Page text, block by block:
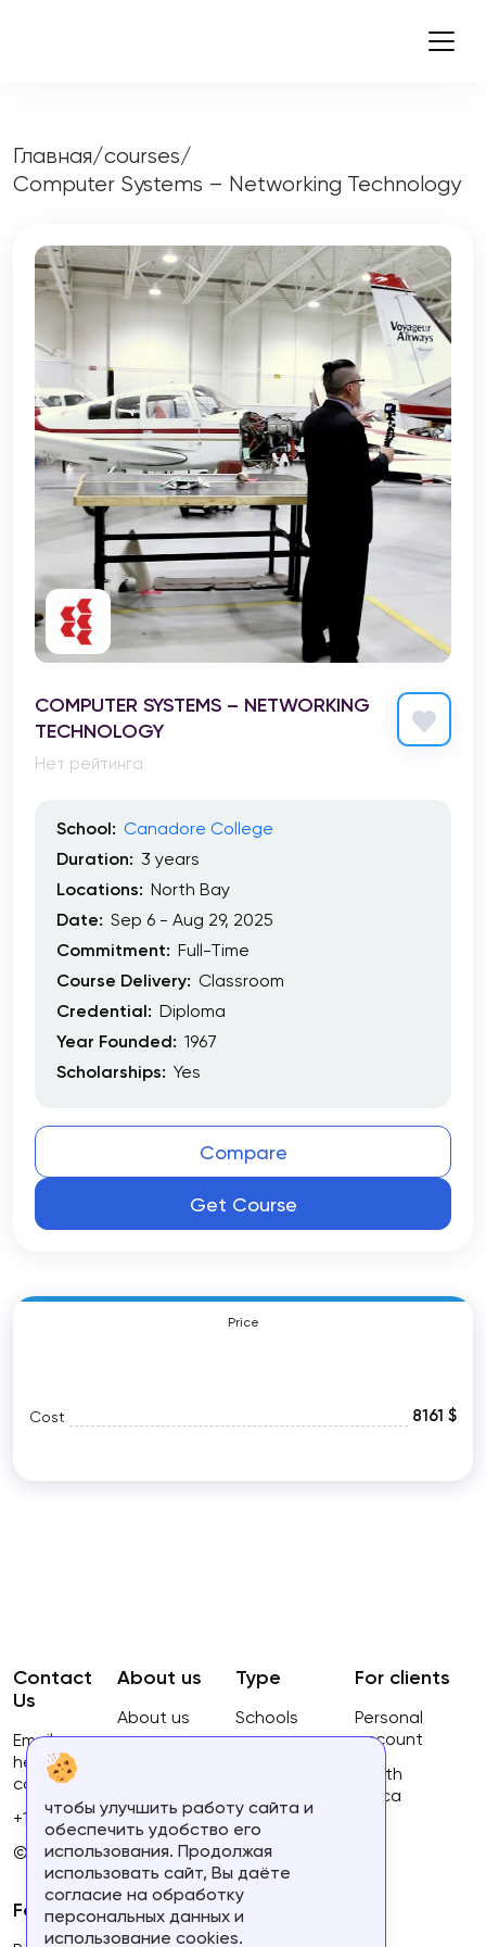
Главная/courses/
Computer Systems – Networking Technology
COMPUTER SYSTEMS – NETWORKING
TECHNOLOGY
Нет рейтинга
School: Canadore College
Duration: 3 years
Locations: North Bay
Date: Sep 6 - Aug 29, 2025
Commitment: Full-Time
Course Delivery: Classroom
Credential: Diploma
Year Founded: 1967
Scholarships: Yes
Compare
Get Course
Price
Cost 8161 $
About us
About us
Terms of
use
Type
Schools
For clients
Personal
account
South
Africa
For partners
Contact
Us
Email:
hello@ca-
courses.com
+16134168460
© 2023.
чтобы улучшить работу сайта и
обеспечить удобство его
использования. Продолжая
использовать сайт, Вы даёте
согласие на обработку
персональных данных и
использование cookies.